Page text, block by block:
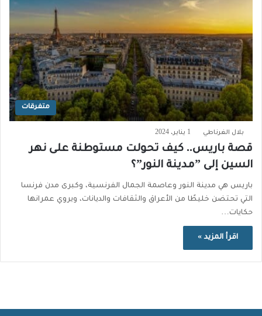
متفرقات
بلال الغرناطي 1 يناير، 2024
قصة باريس.. كيف تحولت مستوطنة على نهر
السين إلى ”مدينة النور”؟
باريس هي مدينة النور وعاصمة الجمال الفرنسية، وكبرى مدن فرنسا
التي تحتضن خليطًا من الأعراق والثقافات والديانات، ويروي عمرانها
حكايات…
اقرأ المزيد »